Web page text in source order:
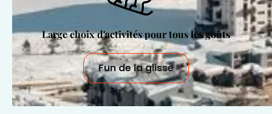
Large choix d'activités pour tous les goûts
Fun de la glisse